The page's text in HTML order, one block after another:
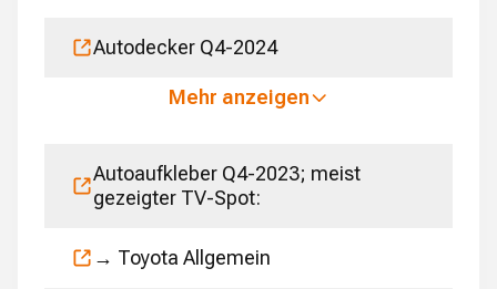
Autodecker Q4-2024
Mehr anzeigen
Autoaufkleber Q4-2023; meist
gezeigter TV-Spot:
→ Toyota Allgemein